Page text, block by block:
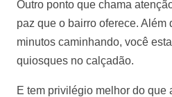
Outro ponto que chama
paz que o bairro oferece.
minutos caminhando, você
quiosques no calçadão.
E tem privilégio melhor do que